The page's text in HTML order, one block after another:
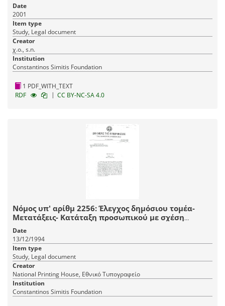
Date
2001
Item type
Study, Legal document
Creator
χ.ο., s.n.
Institution
Constantinos Simitis Foundation
1 PDF_WITH_TEXT
RDF
| CC BY-NC-SA 4.0
Νόμος υπ' αρίθμ 2256: Έλεγχος δημόσιου τομέα-
Μετατάξεις- Κατάταξη προσωπικού με σχέση
εργασίας ιδιωτικού δικαίου και άλλες ρυθμίσεις
Date
13/12/1994
Item type
Study, Legal document
Creator
National Printing House, Εθνικό Τυπογραφείο
Institution
Constantinos Simitis Foundation